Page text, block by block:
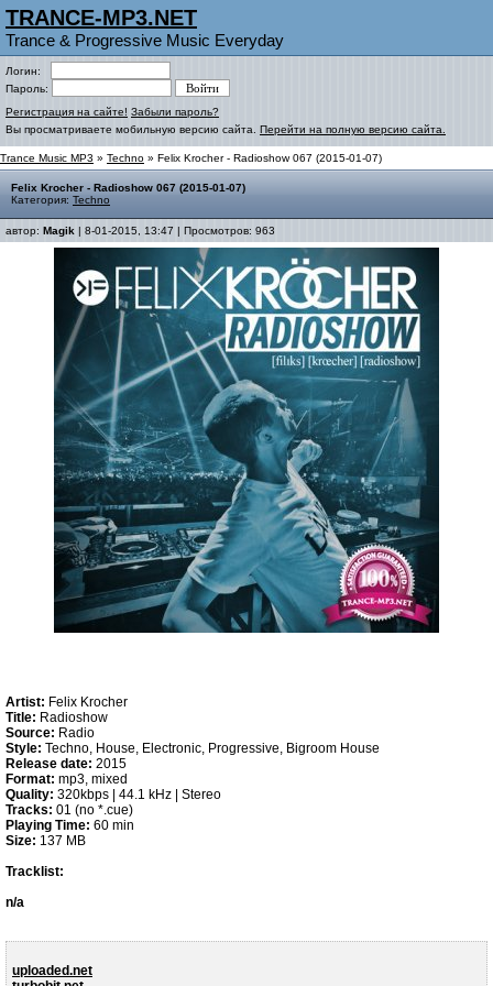
TRANCE-MP3.NET
Trance & Progressive Music Everyday
Логин:
Пароль:
Регистрация на сайте! Забыли пароль?
Вы просматриваете мобильную версию сайта. Перейти на полную версию сайта.
Trance Music MP3 » Techno » Felix Krocher - Radioshow 067 (2015-01-07)
Felix Krocher - Radioshow 067 (2015-01-07)
Категория: Techno
автор: Magik | 8-01-2015, 13:47 | Просмотров: 963
Artist: Felix Krocher
Title: Radioshow
Source: Radio
Style: Techno, House, Electronic, Progressive, Bigroom House
Release date: 2015
Format: mp3, mixed
Quality: 320kbps | 44.1 kHz | Stereo
Tracks: 01 (no *.cue)
Playing Time: 60 min
Size: 137 MB
Tracklist:
n/a
uploaded.net